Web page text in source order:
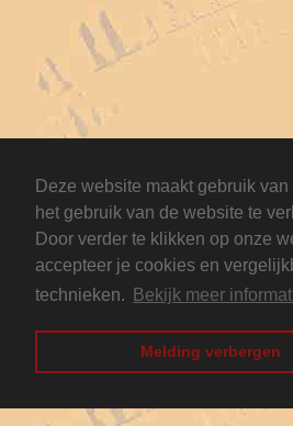
Deze website maakt gebruik
het gebruik van de website te
Door verder te klikken op onze
accepteer je cookies en
technieken.
Bekijk meer
Melding verbergen